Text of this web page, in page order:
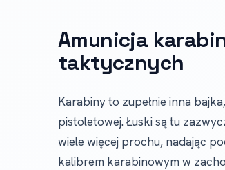
Amunicja
taktycznych
Karabiny to zupełnie inna
pistoletowej. Łuski są tu
wiele więcej prochu, nadając
kalibrem karabinowym w